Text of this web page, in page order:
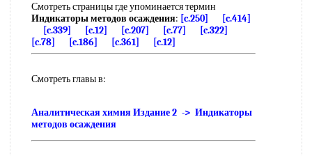
Смотреть страницы где упоминается термин
Индикаторы методов осаждения: [c.250]
[c.414]
[c.339]
[c.12] [c.207] [c.77]
[c.322]
[c.78]
[c.186] [c.361] [c.12]
Смотреть главы в:
Аналитическая химия Издание 2 -> Индикаторы
методов осаждения